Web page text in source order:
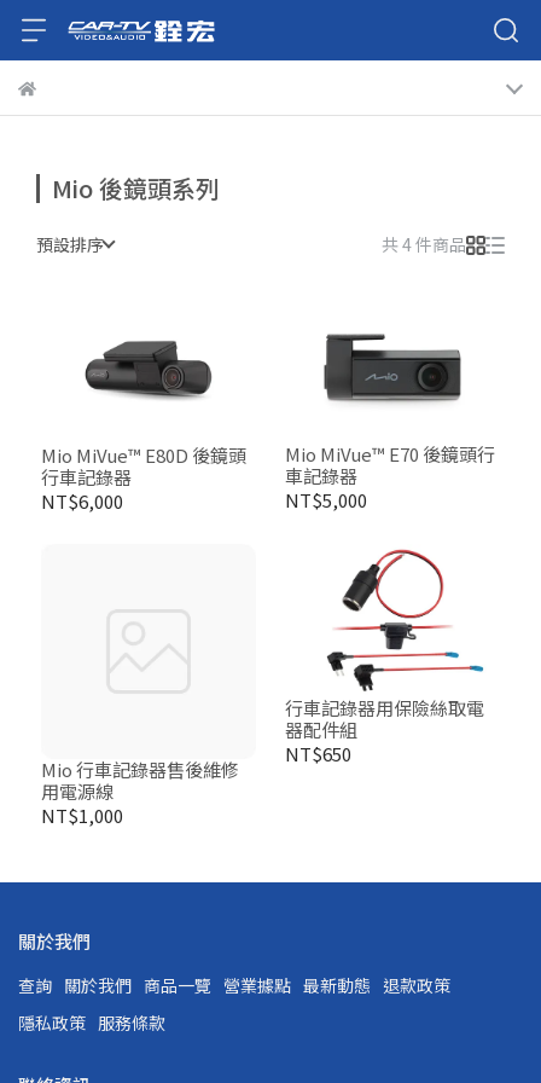
Mio 後鏡頭系列
預設排序 共 4 件商品
Mio MiVue™ E80D 後鏡頭
行車記錄器
NT$6,000
Mio MiVue™ E70 後鏡頭行
車記錄器
NT$5,000
Mio 行車記錄器售後維修
用電源線
NT$1,000
行車記錄器用保險絲取電
器配件組
NT$650
關於我們
查詢 關於我們 商品一覽 營業據點 最新動態 退款政策
隱私政策 服務條款